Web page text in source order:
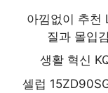
아낌없이 추천
질과 몰입
생활 혁신
셀럽